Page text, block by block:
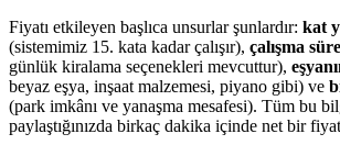
Fiyatı etkileyen başlıca unsurlar şunlardır: kat
(sistemimiz 15. kata kadar çalışır), çalışma
günlük kiralama seçenekleri mevcuttur),
beyaz eşya, inşaat malzemesi, piyano gibi) ve
(park imkânı ve yanaşma mesafesi). Tüm bu
paylaştığınızda birkaç dakika içinde net bir fiyat